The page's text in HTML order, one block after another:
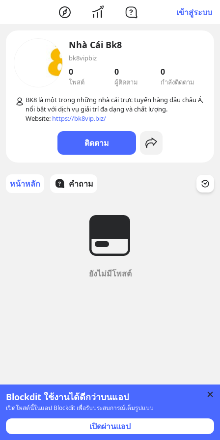
เข้าสู่ระบบ
Blockdit ใช้งานได้ดีกว่าบนแอป
เปิดโพสต์นี้ในแอป Blockdit เพื่อรับประสบการณ์เต็มรูปแบบ
เปิดผ่านแอป
Nhà Cái Bk8
bk8vipbiz
0
โพสต์
0
ผู้ติดตาม
0
กำลังติดตาม
BK8 là một trong những nhà cái trực tuyến hàng đầu châu Á,
nổi bật với dịch vụ giải trí đa dạng và chất lượng.
Website: https://bk8vip.biz/
ติดตาม
หน้าหลัก คำถาม
ยังไม่มีโพสต์